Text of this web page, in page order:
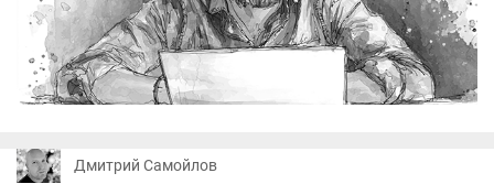
Дмитрий Самойлов